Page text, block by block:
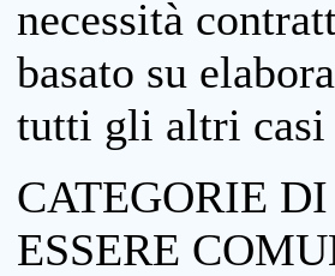
necessità
basato su
tutti gli altri casi
CATEGORIE
ESSERE